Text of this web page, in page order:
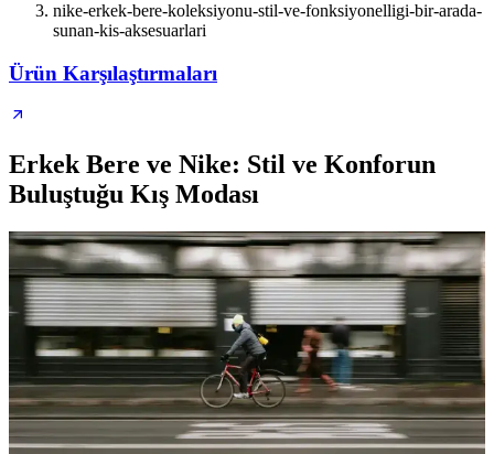
nike-erkek-bere-koleksiyonu-stil-ve-fonksiyonelligi-bir-arada-
sunan-kis-aksesuarlari
Ürün Karşılaştırmaları
Erkek Bere ve Nike: Stil ve Konforun
Buluştuğu Kış Modası